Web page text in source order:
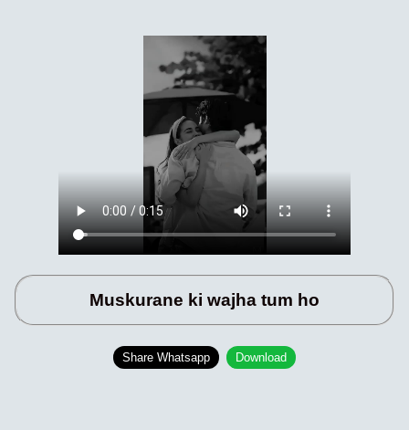
Muskurane ki wajha tum ho
Share Whatsapp Download